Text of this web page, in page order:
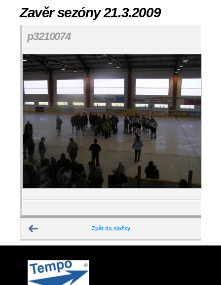
Zavěr sezóny 21.3.2009
p3210074
Zpět do složky